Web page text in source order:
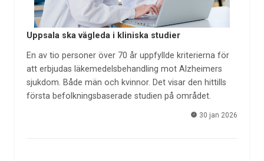
Uppsala ska vägleda i kliniska studier
En av tio personer över 70 år uppfyllde kriterierna för
att erbjudas läkemedelsbehandling mot Alzheimers
sjukdom. Både män och kvinnor. Det visar den hittills
första befolkningsbaserade studien på området.
30 jan 2026